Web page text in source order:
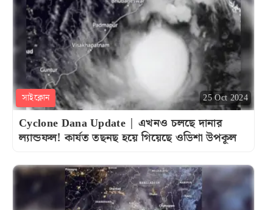
সাইক্লোন 25 Oct 2024
Cyclone Dana Update | এখনও চলছে দানার
ল্যান্ডফল! কার্যত তছনছ হয়ে গিয়েছে ওডিশা উপকূল